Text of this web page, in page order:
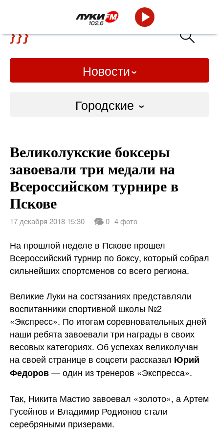
Новости
Городские
Слово Дело
Народные
Великолукские боксеры
завоевали три медали на
Всероссийском турнире в
Пскове
17 декабря 2018 15:30 0 4 фото
На прошлой неделе в Пскове прошел
Всероссийский турнир по боксу, который собрал
сильнейших спортсменов со всего региона.
Великие Луки на состязаниях представляли
воспитанники спортивной школы №2
«Экспресс». По итогам соревновательных дней
наши ребята завоевали три награды в своих
весовых категориях. Об успехах великолучан
на своей странице в соцсети рассказал Юрий
Федоров— один из тренеров «Экспресса».
Так, Никита Мастио завоевал «золото», а Артем
Гусейнов и Владимир Родионов стали
серебряными призерами.